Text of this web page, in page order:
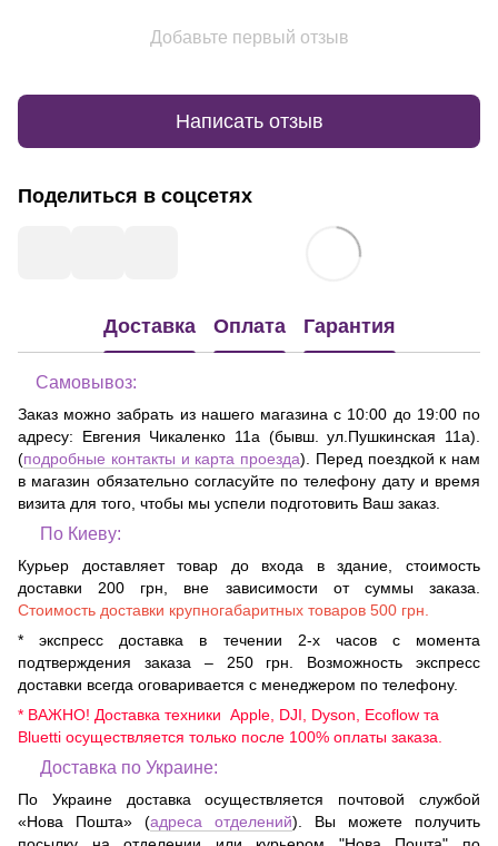
Добавьте первый отзыв
Написать отзыв
Поделиться в соцсетях
Доставка Оплата Гарантия
Самовывоз:
Заказ можно забрать из нашего магазина с 10:00 до 19:00 по
адресу: Евгения Чикаленко 11а (бывш. ул.Пушкинская 11а)
(подробные контакты и карта проезда). Перед поездкой к нам
в магазин обязательно согласуйте по телефону дату и время
визита для того, чтобы мы успели подготовить Ваш заказ.
По Киеву:
Курьер доставляет товар до входа в здание, стоимость
доставки 200 грн, вне зависимости от суммы заказа.
Стоимость доставки крупногабаритных товаров 500 грн.
* экспресс доставка в течении 2-х часов с момента
подтверждения заказа – 250 грн. Возможность экспресс
доставки всегда оговаривается с менеджером по телефону.
* ВАЖНО! Доставка техники Apple, DJI, Dyson, Ecoflow та
Bluetti осуществляется только после 100% оплаты заказа.
Доставка по Украине:
По Украине доставка осуществляется почтовой службой
«Нова Пошта» (адреса отделений). Вы можете получить